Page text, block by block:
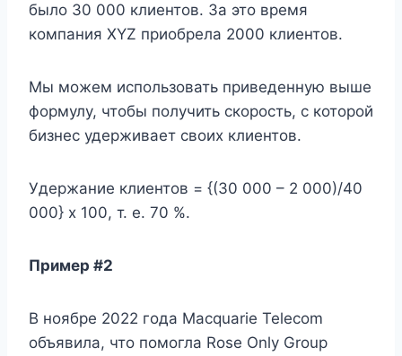
было 30 000 клиентов. За это время
компания XYZ приобрела 2000 клиентов.
Мы можем использовать приведенную выше
формулу, чтобы получить скорость, с которой
бизнес удерживает своих клиентов.
Удержание клиентов = {(30 000 – 2 000)/40
000} x 100, т. е. 70 %.
Пример #2
В ноябре 2022 года Macquarie Telecom
объявила, что помогла Rose Only Group